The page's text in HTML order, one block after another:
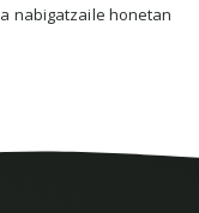
nabigatzaile honetan